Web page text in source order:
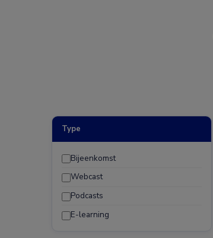
Type
Bijeenkomst
Webcast
Podcasts
E-learning